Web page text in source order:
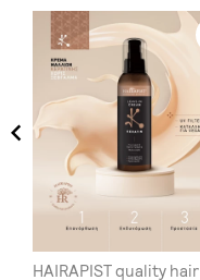
HAIRAPIST quality hair